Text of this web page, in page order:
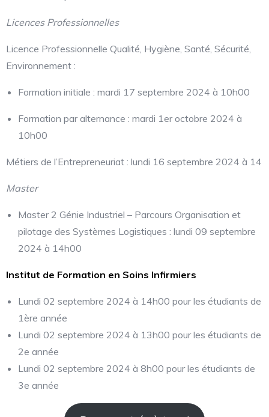
Licences Professionnelles
Licence Professionnelle Qualité, Hygiène, Santé, Sécurité,
Environnement :
Formation initiale : mardi 17 septembre 2024 à 10h00
Formation par alternance : mardi 1er octobre 2024 à
10h00
Métiers de l’Entrepreneuriat : lundi 16 septembre 2024 à 14
Master
Master 2 Génie Industriel – Parcours Organisation et
pilotage des Systèmes Logistiques : lundi 09 septembre
2024 à 14h00
Institut de Formation en Soins Infirmiers
Lundi 02 septembre 2024 à 14h00 pour les étudiants de
1ère année
Lundi 02 septembre 2024 à 13h00 pour les étudiants de
2e année
Lundi 02 septembre 2024 à 8h00 pour les étudiants de
3e année